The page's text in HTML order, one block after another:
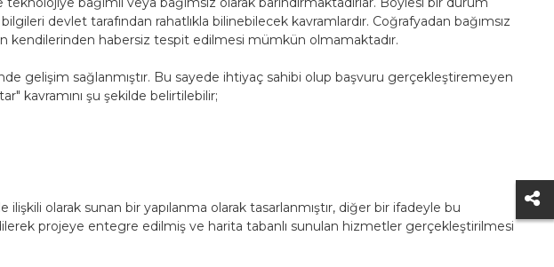
devlet tarafından rahatlıkla bilinebilecek kavramlardır. Coğrafyadan bağımsız
kendilerinden habersiz tespit edilmesi mümkün olmamaktadır.
gelişim sağlanmıştır. Bu sayede ihtiyaç sahibi olup başvuru gerçekleştiremeyen
kavramını şu şekilde belirtilebilir;
olarak sunan bir yapılanma olarak tasarlanmıştır, diğer bir ifadeyle bu
projeye entegre edilmiş ve harita tabanlı sunulan hizmetler gerçekleştirilmesi